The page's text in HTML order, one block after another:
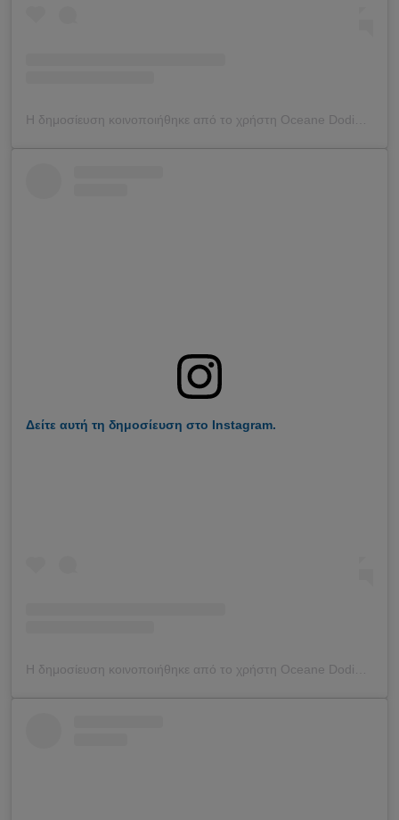
Δείτε αυτή τη δημοσίευση στο Instagram.
Η δημοσίευση κοινοποιήθηκε από το χρήστη Oceane Dodin (@oceane_dodin)